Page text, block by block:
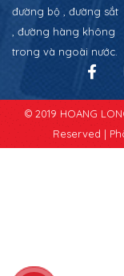
đường bộ , đường sắt
, đường hàng không
trong và ngoài nước.
© 2019 HOANG
Reserved |